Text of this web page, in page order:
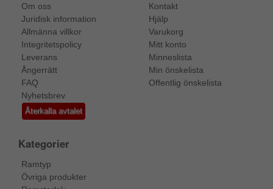
Om oss
Juridisk information
Allmänna villkor
Integritetspolicy
Leverans
Ångerrätt
FAQ
Nyhetsbrev
Återkalla avtalet
Kontakt
Hjälp
Varukorg
Mitt konto
Minneslista
Min önskelista
Offentlig önskelista
Kategorier
Ramtyp
Övriga produkter